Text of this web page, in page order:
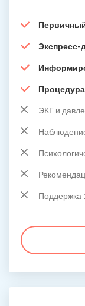
Экспресс-
ЭКГ и
Поддержка